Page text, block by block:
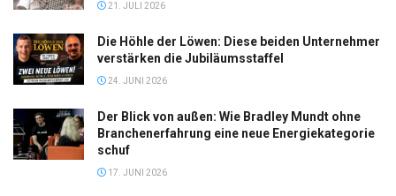
21. JULI 2026
Die Höhle der Löwen: Diese beiden Unternehmer
verstärken die Jubiläumsstaffel
24. JUNI 2026
Der Blick von außen: Wie Bradley Mundt ohne
Branchenerfahrung eine neue Energiekategorie
schuf
17. JUNI 2026